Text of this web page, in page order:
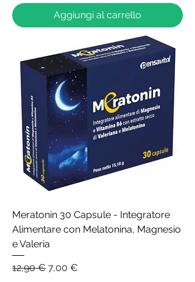
Aggiungi al carrello
Meratonin 30 Capsule - Integratore
Alimentare con Melatonina, Magnesio
e Valeria
Prezzo regolare
12,90 € Prezzo scontato
7,00 €